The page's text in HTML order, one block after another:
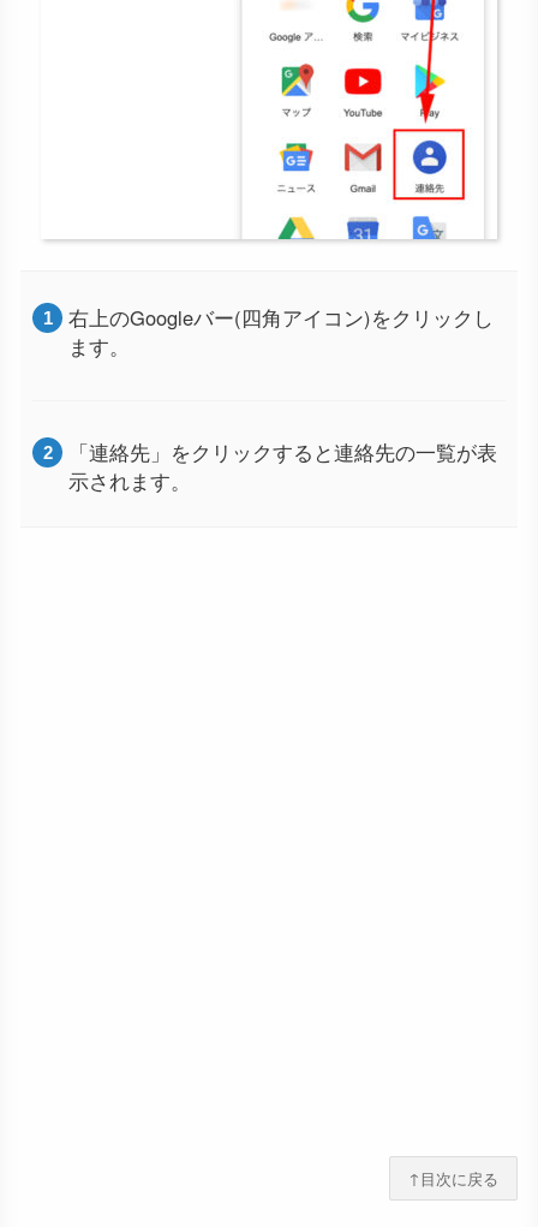
右上のGoogleバー(四角アイコン)をクリックし
ます。
「連絡先」をクリックすると連絡先の一覧が表
示されます。
↑目次に戻る